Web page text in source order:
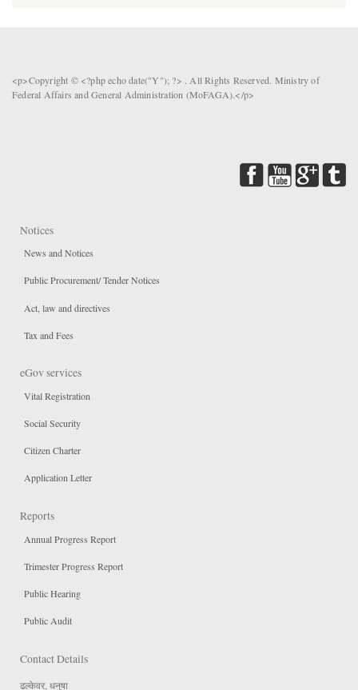
<p>Copyright © <?php echo date("Y"); ?> . All Rights Reserved. Ministry of
Federal Affairs and General Administration (MoFAGA).</p>
Notices
News and Notices
Public Procurement/ Tender Notices
Act, law and directives
Tax and Fees
eGov services
Vital Registration
Social Security
Citizen Charter
Application Letter
Reports
Annual Progress Report
Trimester Progress Report
Public Hearing
Public Audit
Contact Details
ढल्केवर, धनुषा